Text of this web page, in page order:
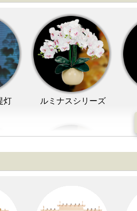
灯 ルミナスシリーズ